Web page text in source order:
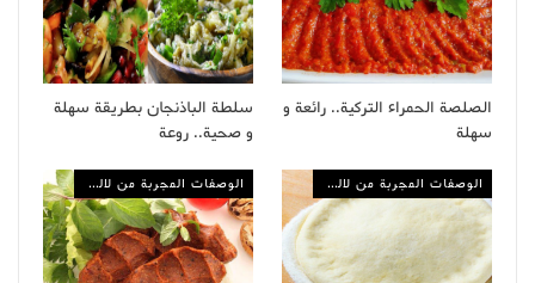
الصلصة الحمراء التركية.. رائعة و
سهلة
سلطة الباذنجان بطريقة سهلة
و صحية.. روعة
الوصفات المجربة من لالة مولاتي الوصفات المجربة من لالة مولاتي